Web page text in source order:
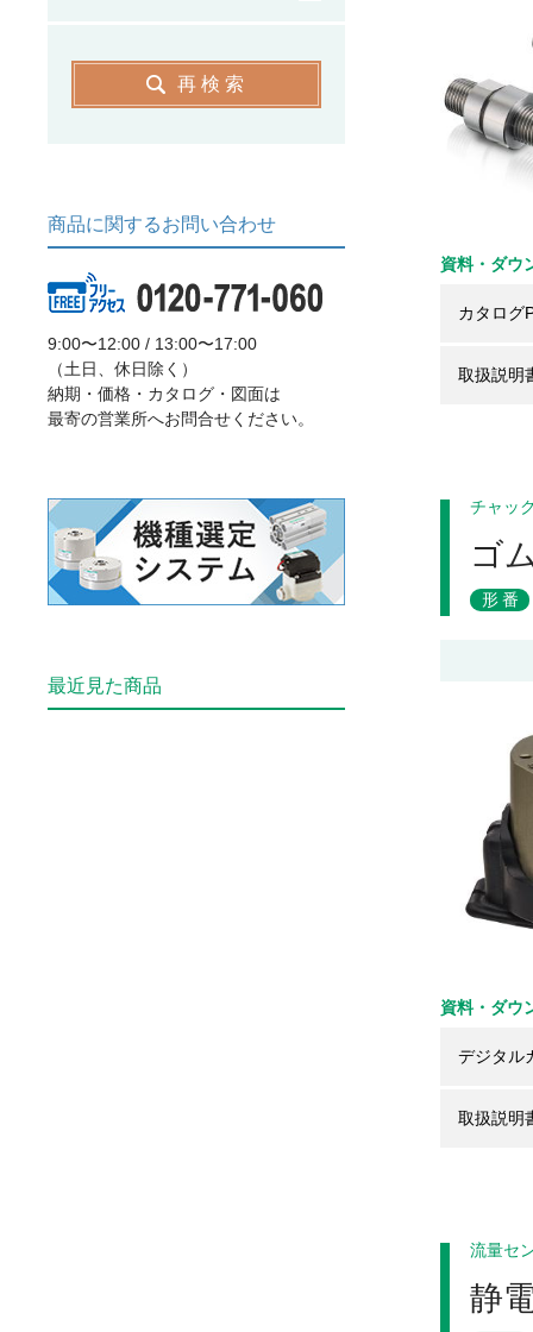
資料・ダウ
カタログ
取扱説明
チャッ
ゴ
形番
資料・ダウ
デジタル
取扱説明
流量セ
静
再検索
商品に関するお問い合わせ
9:00〜12:00 / 13:00〜17:00
（土日、休日除く）
納期・価格・カタログ・図面は
最寄の営業所へお問合せください。
最近見た商品